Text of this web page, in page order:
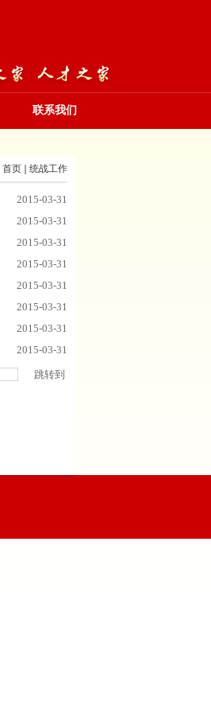
联系我们
首页 统战工作
2015-03-31
2015-03-31
2015-03-31
2015-03-31
2015-03-31
2015-03-31
2015-03-31
2015-03-31
跳转到